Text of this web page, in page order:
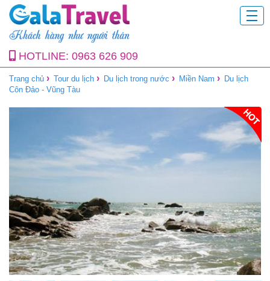
HOTLINE: 0963 626 909
Trang chủ › Tour du lịch › Du lịch trong nước › Miền Nam › Du lịch
Côn Đảo - Vũng Tàu